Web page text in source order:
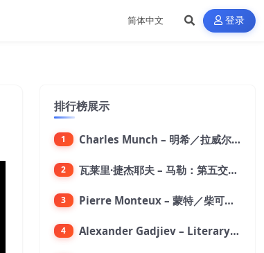
登录
排行榜展示
1 Charles Munch – 明希／拉威尔：波莱罗舞曲【176.4kHz／24bit】
2 瓦莱里·捷杰耶夫 – 马勒：第五交响曲【96kHz／24bit】
3 Pierre Monteux – 蒙特／柴可夫斯基：第六交响曲【176.4kHz／24bit】
4 Alexander Gadjiev – Literary Fantasies【FLAC 192】